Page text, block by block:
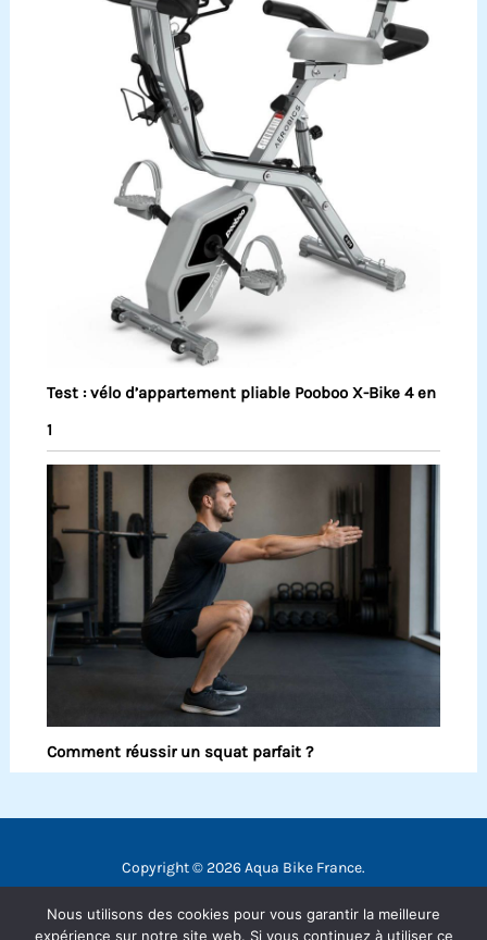
Test : vélo d’appartement pliable Pooboo X-Bike 4 en
1
Comment réussir un squat parfait ?
Copyright © 2026 Aqua Bike France.
Contact
Mentions légales
Nous utilisons des cookies pour vous garantir la meilleure
expérience sur notre site web. Si vous continuez à utiliser ce